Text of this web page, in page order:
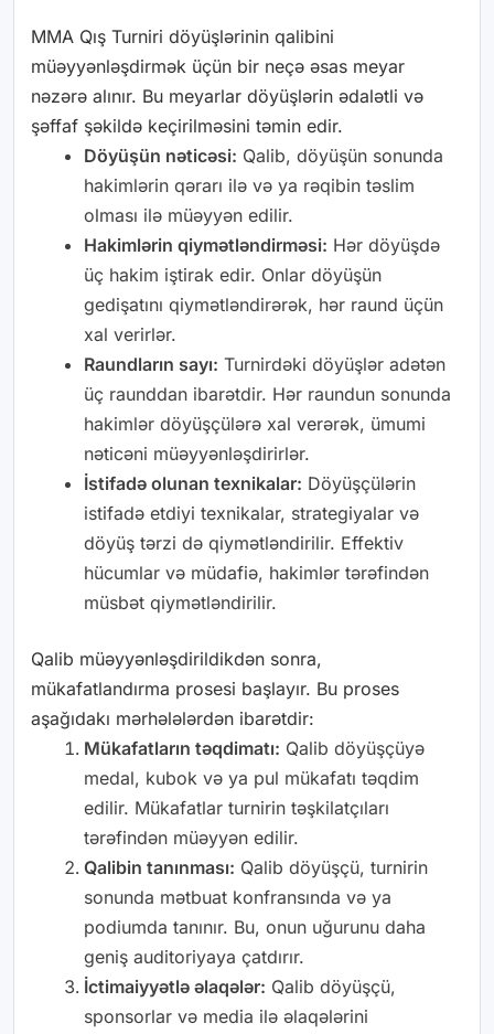
MMA Qış Turniri döyüşlərinin qalibini
müəyyənləşdirmək üçün bir neçə əsas meyar
nəzərə alınır. Bu meyarlar döyüşlərin ədalətli və
şəffaf şəkildə keçirilməsini təmin edir.
Döyüşün nəticəsi: Qalib, döyüşün sonunda
hakimlərin qərarı ilə və ya rəqibin təslim
olması ilə müəyyən edilir.
Hakimlərin qiymətləndirməsi: Hər döyüşdə
üç hakim iştirak edir. Onlar döyüşün
gedişatını qiymətləndirərək, hər raund üçün
xal verirlər.
Raundların sayı: Turnirdəki döyüşlər adətən
üç raunddan ibarətdir. Hər raundun sonunda
hakimlər döyüşçülərə xal verərək, ümumi
nəticəni müəyyənləşdirirlər.
İstifadə olunan texnikalar: Döyüşçülərin
istifadə etdiyi texnikalar, strategiyalar və
döyüş tərzi də qiymətləndirilir. Effektiv
hücumlar və müdafiə, hakimlər tərəfindən
müsbət qiymətləndirilir.
Qalib müəyyənləşdirildikdən sonra,
mükafatlandırma prosesi başlayır. Bu proses
aşağıdakı mərhələlərdən ibarətdir:
Mükafatların təqdimatı: Qalib döyüşçüyə
medal, kubok və ya pul mükafatı təqdim
edilir. Mükafatlar turnirin təşkilatçıları
tərəfindən müəyyən edilir.
Qalibin tanınması: Qalib döyüşçü, turnirin
sonunda mətbuat konfransında və ya
podiumda tanınır. Bu, onun uğurunu daha
geniş auditoriyaya çatdırır.
İctimaiyyətlə əlaqələr: Qalib döyüşçü,
sponsorlar və media ilə əlaqələrini